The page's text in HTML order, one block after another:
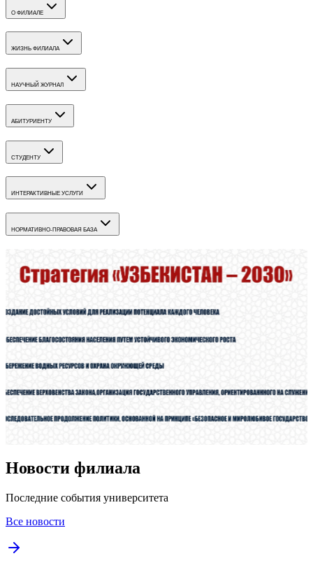
О ФИЛИАЛЕ
ЖИЗНЬ ФИЛИАЛА
НАУЧНЫЙ ЖУРНАЛ
АБИТУРИЕНТУ
СТУДЕНТУ
ИНТЕРАКТИВНЫЕ УСЛУГИ
НОРМАТИВНО-ПРАВОВАЯ БАЗА
Новости филиала
Последние события университета
Все новости